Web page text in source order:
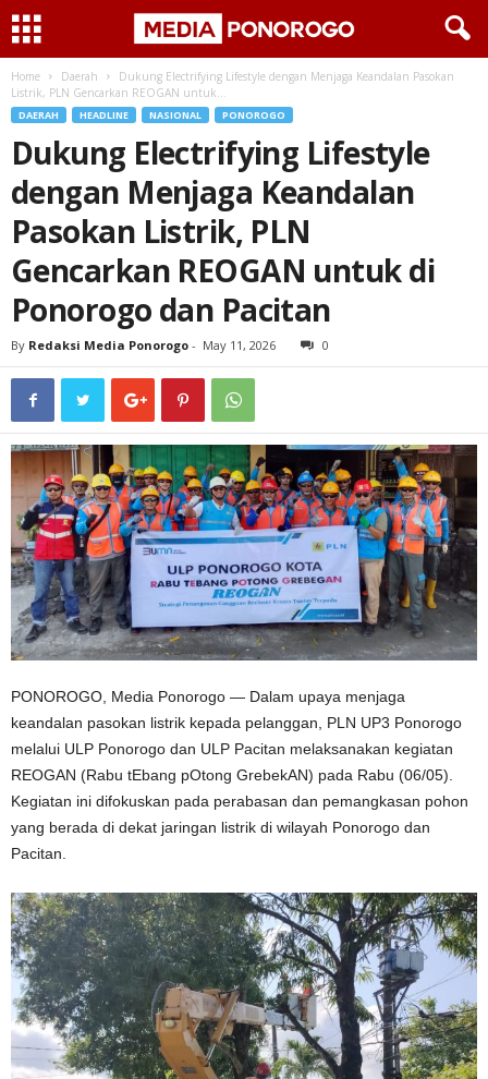
Home Daerah
Dukung Electrifying Lifestyle dengan Menjaga Keandalan Pasokan
Listrik, PLN Gencarkan REOGAN untuk...
DAERAH HEADLINE NASIONAL PONOROGO
Dukung Electrifying Lifestyle
dengan Menjaga Keandalan
Pasokan Listrik, PLN
Gencarkan REOGAN untuk di
Ponorogo dan Pacitan
By Redaksi Media Ponorogo - May 11, 2026 0
PONOROGO, Media Ponorogo — Dalam upaya menjaga
keandalan pasokan listrik kepada pelanggan, PLN UP3 Ponorogo
melalui ULP Ponorogo dan ULP Pacitan melaksanakan kegiatan
REOGAN (Rabu tEbang pOtong GrebekAN) pada Rabu (06/05).
Kegiatan ini difokuskan pada perabasan dan pemangkasan pohon
yang berada di dekat jaringan listrik di wilayah Ponorogo dan
Pacitan.